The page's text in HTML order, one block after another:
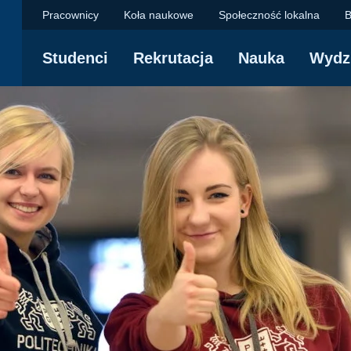
- Politechnika
Pracownicy Koła naukowe Społeczność lokalna
Studenci Rekrutacja Nauka